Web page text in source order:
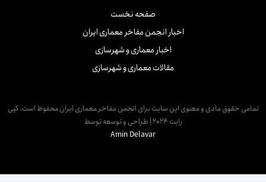
صفحه نخست
اخبار انجمن مفاخر معماری ایران
اخبار معماری و شهرسازی
مقالات معماری و شهرسازی
حقوق مادی و معنوی این سایت برای انجمن مفاخر معماری ایران محفوظ است. کپی
رایت 2024 | طراحی و توسعه توسط
Amin Delavar